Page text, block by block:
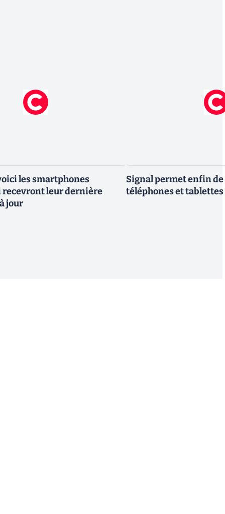
les smartphones
recevront leur dernière
jour
Signal permet enfin
téléphones et tablettes